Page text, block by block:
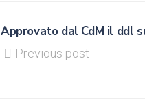
Approvato dal CdM il ddl
Previous post